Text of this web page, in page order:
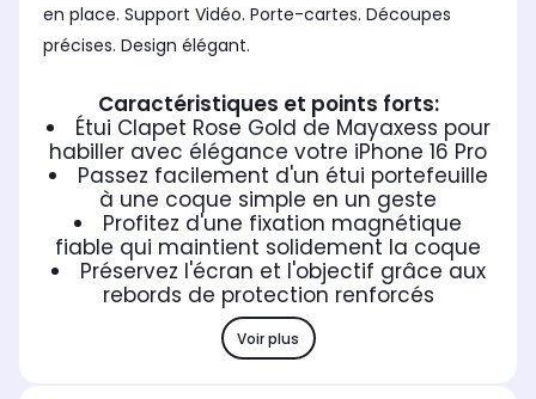
en place. Support Vidéo. Porte-cartes. Découpes
précises. Design élégant.
Caractéristiques et points forts:
Étui Clapet Rose Gold de Mayaxess pour
habiller avec élégance votre iPhone 16 Pro
Passez facilement d'un étui portefeuille
à une coque simple en un geste
Profitez d'une fixation magnétique
fiable qui maintient solidement la coque
Préservez l'écran et l'objectif grâce aux
rebords de protection renforcés
Voir plus